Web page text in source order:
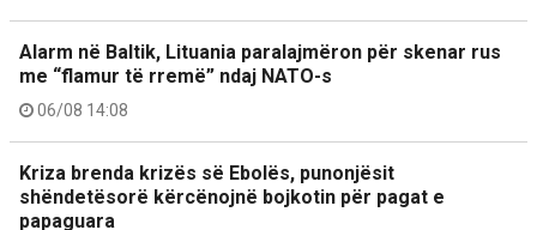
Alarm në Baltik, Lituania paralajmëron për skenar rus
me “flamur të rremë” ndaj NATO-s
06/08 14:08
Kriza brenda krizës së Ebolës, punonjësit
shëndetësorë kërcënojnë bojkotin për pagat e
papaguara